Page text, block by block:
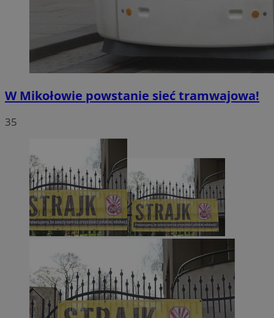
W Mikołowie powstanie sieć tramwajowa!
35